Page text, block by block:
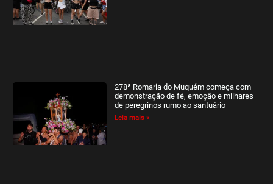
278ª Romaria do Muquém começa com
demonstração de fé, emoção e milhares
de peregrinos rumo ao santuário
Leia mais »